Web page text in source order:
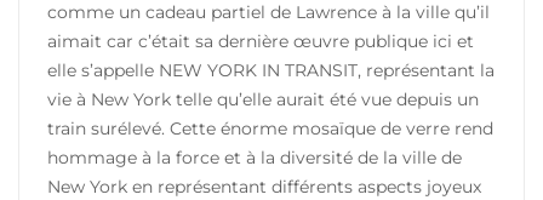
comme un cadeau partiel de Lawrence à la ville qu’il
aimait car c’était sa dernière œuvre publique ici et
elle s’appelle NEW YORK IN TRANSIT, représentant la
vie à New York telle qu’elle aurait été vue depuis un
train surélevé. Cette énorme mosaïque de verre rend
hommage à la force et à la diversité de la ville de
New York en représentant différents aspects joyeux